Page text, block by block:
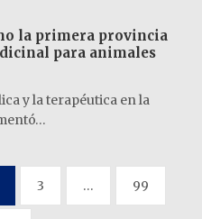
la primera provincia
para animales
y la terapéutica en la
3 … 99